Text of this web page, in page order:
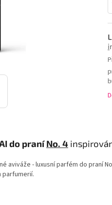
i
do praníNo. 4
aviváže - luxusní parfém do praní
parfumerií.